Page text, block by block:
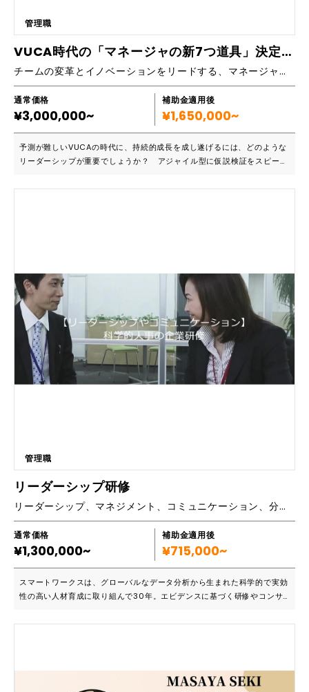
管理職
VUCA時代の「マネージャの新7つ道具」決定版！ ～最高・最強のチームを創り出す180日間プログラム
チームの変革とイノベーションをリードする、マネージャー必携の7つのマネジメントスキルをコンパクトに習得。アウトプットとフィードバック中心の実践型の研修です。
通常価格
¥3,000,000~
補助金適用後
¥1,650,000~
予測が難しいVUCAの時代に、持続的成長を成し遂げるには、どのような
リーダーシップが重要でしょうか？ アジャイル型に仮説検証をスピーデ
要です。機敏に動く「チームのリスキリング」を推進したい組織向けに、
おらず、変革のスピードが遅い。 ・マネージャーの意識改革やスキル改
革を行ないたい。 ・仮説検証をスピーディに回し、アジャイル型にチー
ムを推進するマネージャーを育成したい。 ・多様なメンバーの強みを引
き出し、相乗効果を生み出すことのできるチーミングスキルを磨きたい。
・AI技術を活用して、イノベーション創発や、新規事業展開をしていきた
い。 ・日本に加え、海外メンバーのマネジメントを行なうリーダーを育
成したい。 1.予測の難しい時代を切り開くことのできる、リーダー、マネ
ージャー必携の7つのマネジメントスキルを身に着けることができます。
特に、変革を無意識に阻む「現状維持バイアス」に気づき、アンラーニン
え、実践や成果につながるアクション・ラーニングやコーチング研修な
ど、研修品質に定評があり、リピートオーダー多数のマスタートレーナー
による指導です。 ■主要機能一覧 ◆アンラーニング＆ビジョン ・チーム
のOSをアップデートするには、マネージャー、メンバーおよびチーム
が、現状の観念に気づき、それまでの学びをアンラーニングし、新たなビ
ジョンに必要となる価値観を選択しなおすことが重要です。 ・経営戦略
に基づき、チームはどこに向かい、いつ、どのような状況を目指すのか？
それはなぜか？ どのようにチームは成長していくのか？ ビジョンを
は、どのようなメンタルモデルや行動規範が重要なのか？ 言語化し、創
り出します。 ◆リーダーシップ ・自ら創り出すエネルギーにより、トッ
発想力とチームに必要なイノベーションやビジネスモデルを創出します。
・仮説検証をスピーディに回し、市場や顧客の反応を見ながら機敏にビジ
管理職
リーダーシップ研修
リーダーシップ、マネジメント、コミュニケーション、分析力や判断力、問題解決力の強化を中心とする人材開発をお手伝いします
通常価格
¥1,300,000~
補助金適用後
¥715,000~
スマートワークスは、グローバルなデータ分析から生まれた科学的で実効
性の高い人材育成に取り組んで30年。エビデンスに基づく研修やコンサ
上に取り組んできました。ご提案する研修やサービスの多くは、経営学、
・確実なパフォーマンス向上を目指したい ・心理的安全性を生み出した